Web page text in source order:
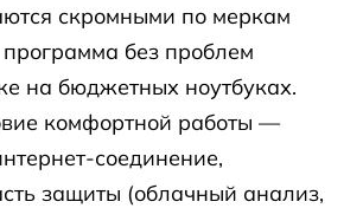
скромными по меркам
без проблем
на бюджетных ноутбуках.
комфортной работы —
соединение,
защиты (облачный анализ,